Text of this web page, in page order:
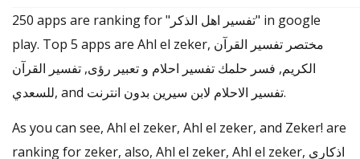
250 apps are ranking for "تفسير اهل الذكر" in google
play. Top 5 apps are Ahl el zeker, مختصر تفسير القرآن
الكريم, فسر حلمك تفسير احلام و تعبير رؤى, تفسير القرآن
للسعدي, and تفسير الاحلام لابن سيرين بدون انترنت.
As you can see, Ahl el zeker, Ahl el zeker, and Zeker! are
ranking for zeker, also, Ahl el zeker, Ahl el zeker, اذكاري